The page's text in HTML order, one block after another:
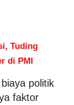
Tuding
di PMI
politik
faktor